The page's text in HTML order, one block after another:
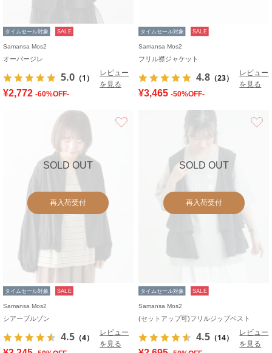
タイムセール対象 SALE
Samansa Mos2
オーバージレ
5.0 （1）
レビュー
を見る
¥2,772 -60%OFF-
タイムセール対象 SALE
Samansa Mos2
フリル襟ジャケット
4.8 （23）
レビュー
を見る
¥3,465 -50%OFF-
SOLD OUT
再入荷受付
タイムセール対象 SALE
Samansa Mos2
シアーブルゾン
4.5 （4）
レビュー
を見る
SOLD OUT
再入荷受付
タイムセール対象 SALE
Samansa Mos2
(セットアップ可)フリルジップベスト
4.5 （14）
レビュー
を見る